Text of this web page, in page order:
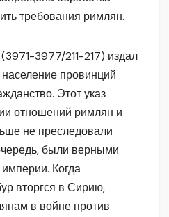
требования римлян.
3977/211-217) издал
население провинций
Этот указ
отношений римлян и
не преследовали
были верными
Когда
вторгся в Сирию,
в войне против